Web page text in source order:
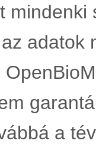
adatok
a